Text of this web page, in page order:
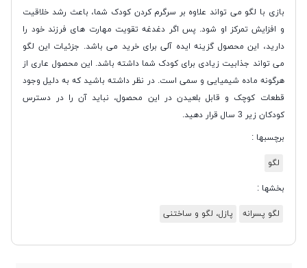
بازی با لگو می تواند علاوه بر سرگرم کردن کودک شما، باعث رشد خلاقیت
و افزایش تمرکز او شود. پس اگر دغدغه تقویت مهارت های فرزند خود را
دارید، این محصول گزینه ایده آلی برای خرید می باشد. جزئیات این لگو
می تواند جذابیت زیادی برای کودک شما داشته باشد. این محصول عاری از
هرگونه ماده شیمیایی و سمی است. در نظر داشته باشید که به دلیل وجود
قطعات کوچک و قابل بلعیدن در این محصول، نباید آن را در دسترس
کودکان زیر 3 سال قرار دهید.
برچسبها :
لگو
بخشها :
لگو پسرانه پازل، لگو و ساختنی